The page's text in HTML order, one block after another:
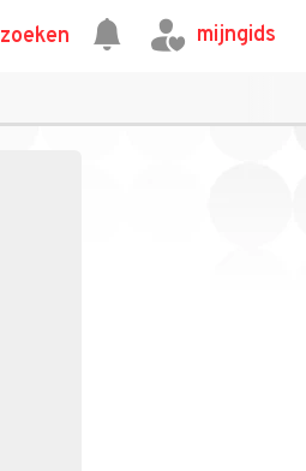
zoeken mijngids